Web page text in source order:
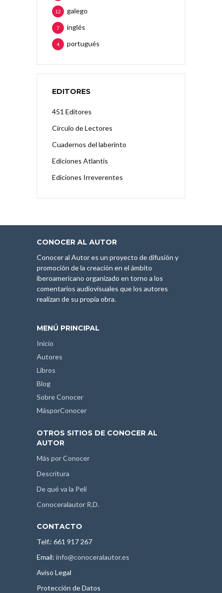
galego
12
inglés
7
portugués
4
EDITORES
451 Editores
Círculo de Lectores
Cuadernos del laberinto
Ediciones Atlantis
Ediciones Irreverentes
CONOCER AL AUTOR
Conocer al Autor es un proyecto de difusión y
promoción de la creación en el ámbito
iberoamericano organizado en torno a los
comentarios audiovisuales que los autores
realizan de su propia obra.
MENÚ PRINCIPAL
Inicio
Autores
Libros
Blog
Sobre Conocer
MásporConocer
OTROS SITIOS DE CONOCER AL
AUTOR
Más por Conocer
Descritura
De qué va la Peli
Conoceralautor R.D.
CONTACTO
Telf.: 661 917 267
Email: info@conoceralautor.es
Aviso Legal
Protección de Datos